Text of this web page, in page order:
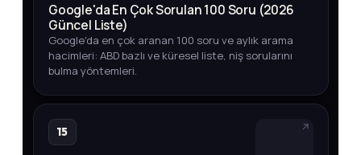
Google'da En Çok Sorulan 100 Soru (2026
Güncel Liste)
Google'da en çok aranan 100 soru ve aylık arama
hacimleri: ABD bazlı ve küresel liste, niş sorularını
bulma yöntemleri.
15